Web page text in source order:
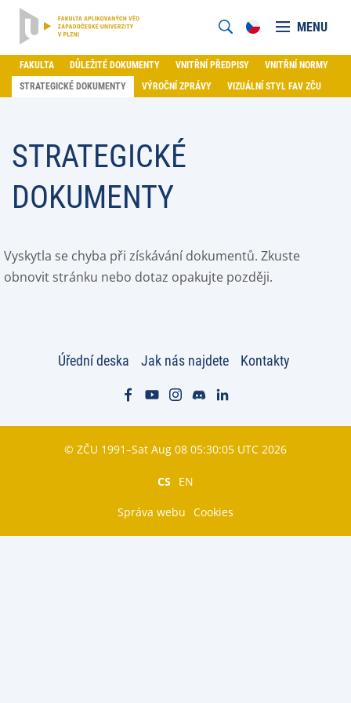
MENU
FAKULTA DŮLEŽITÉ DOKUMENTY VNITŘNÍ PŘEDPISY
VNITŘNÍ NORMY
STRATEGICKÉ DOKUMENTY
VÝROČNÍ ZPRÁVY VIZUÁLNÍ STYL FAV ZČU
STRATEGICKÉ
DOKUMENTY
Vyskytla se chyba při získávání dokumentů. Zkuste
obnovit stránku nebo dotaz opakujte později.
Úřední deska Jak nás najdete Kontakty
© ZČU 1991–Sat Aug 08 05:30:05 UTC 2026
CS EN
Správa webu Cookies